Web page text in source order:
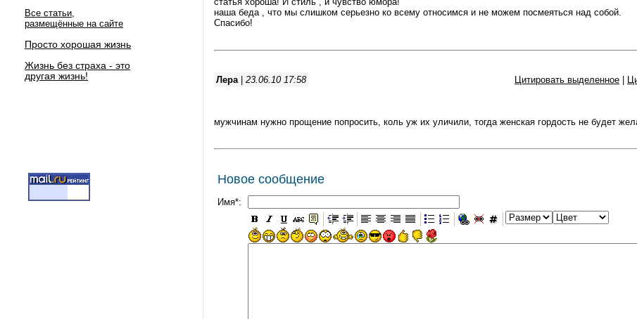
Все статьи,
размещённые на сайте
Просто хорошая жизнь
Жизнь без страха - это
другая жизнь!
наша беда , что мы слишком серьезно ко всему относимся и не можем посмеяться над собой.
Спасибо!
Лера 23.06.10 17:58 Цитировать выделенное
мужчинам нужно прощение попросить, коль уж их уличили, тогда женская гордость не будет
Новое сообщение
Имя*: